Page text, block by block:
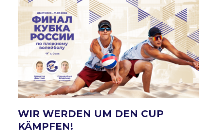
WIR WERDEN UM DEN CUP
KÄMPFEN!